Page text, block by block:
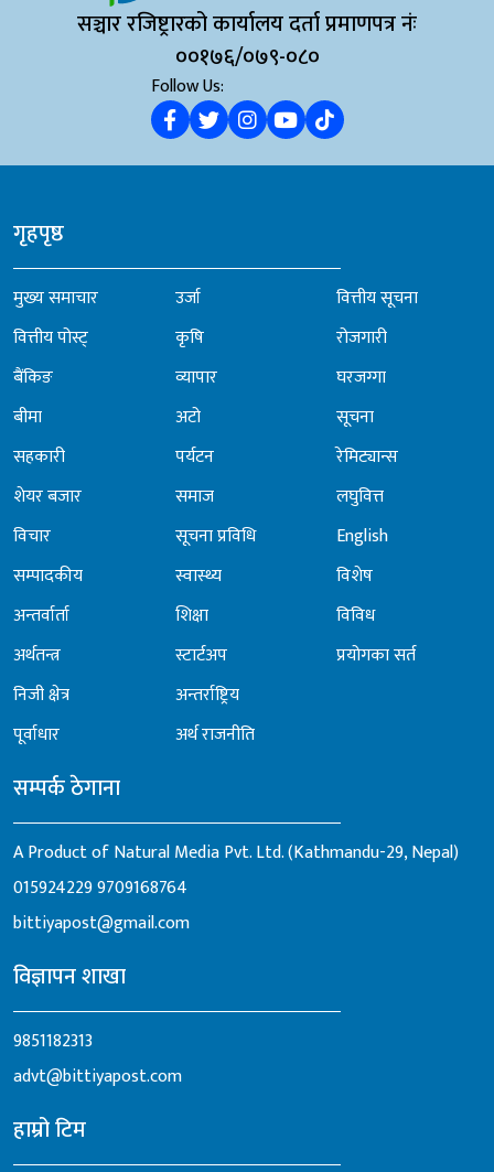
सञ्चार रजिष्ट्रारको कार्यालय दर्ता प्रमाणपत्र नंः
००१७६/०७९-०८०
Follow Us:
गृहपृष्ठ
मुख्य समाचार
वित्तीय पोस्ट्
बैंकिङ
बीमा
सहकारी
शेयर बजार
विचार
सम्पादकीय
अन्तर्वार्ता
अर्थतन्त्र
निजी क्षेत्र
पूर्वाधार
उर्जा
कृषि
व्यापार
अटो
पर्यटन
समाज
सूचना प्रविधि
स्वास्थ्य
शिक्षा
स्टार्टअप
अन्तर्राष्ट्रिय
अर्थ राजनीति
वित्तीय सूचना
रोजगारी
घरजग्गा
सूचना
रेमिट्यान्स
लघुवित्त
English
विशेष
विविध
प्रयोगका सर्त
सम्पर्क ठेगाना
A Product of Natural Media Pvt. Ltd. (Kathmandu-29, Nepal)
0159242299709168764
bittiyapost@gmail.com
विज्ञापन शाखा
9851182313
advt@bittiyapost.com
हाम्रो टिम